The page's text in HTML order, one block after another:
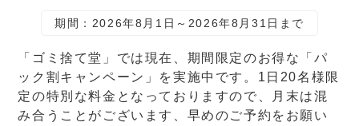
期間：2026年8月1日～2026年8月31日まで
「ゴミ捨て堂」では現在、期間限定のお得な「パ
ック割キャンペーン」を実施中です。1日20名様限
定の特別な料金となっておりますので、月末は混
み合うことがございます、早めのご予約をお願い